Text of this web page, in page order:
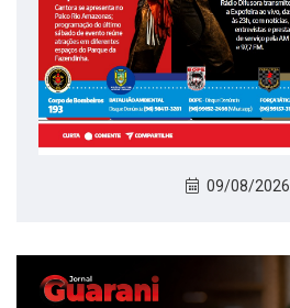
09/08/2026